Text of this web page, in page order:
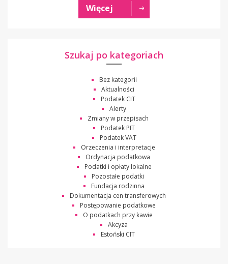
Więcej
Szukaj po kategoriach
Bez kategorii
Aktualności
Podatek CIT
Alerty
Zmiany w przepisach
Podatek PIT
Podatek VAT
Orzeczenia i interpretacje
Ordynacja podatkowa
Podatki i opłaty lokalne
Pozostałe podatki
Fundacja rodzinna
Dokumentacja cen transferowych
Postępowanie podatkowe
O podatkach przy kawie
Akcyza
Estoński CIT